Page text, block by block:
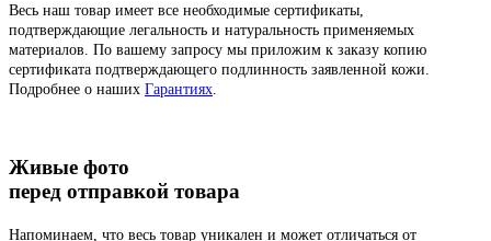
Весь наш товар имеет все необходимые сертификаты,
подтверждающие легальность и натуральность применяемых
материалов. По вашему запросу мы приложим к заказу копию
сертификата подтверждающего подлинность заявленной кожи.
Подробнее о наших Гарантиях
Живые фото
перед отправкой товара
Напоминаем, что весь товар уникален и может отличаться от